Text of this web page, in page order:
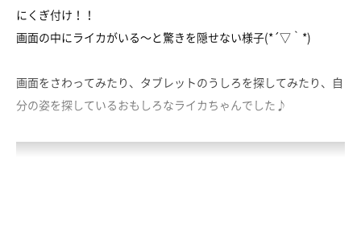
にくぎ付け！！
画面の中にライカがいる～と驚きを隠せない様子(*´▽｀*)
画面をさわってみたり、タブレットのうしろを探してみたり、自
分の姿を探しているおもしろなライカちゃんでした♪